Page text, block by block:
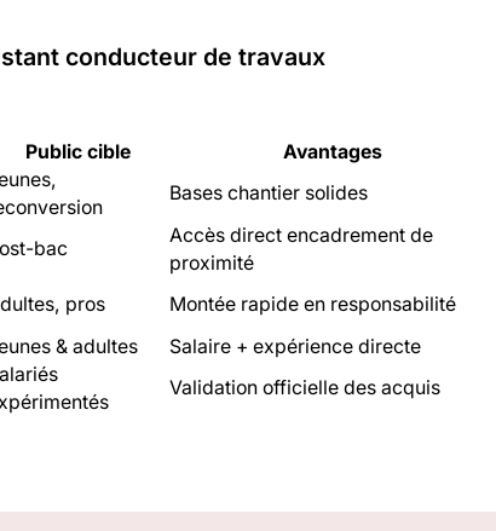
conducteur de travaux
Public cible Avantages
Bases chantier solides
bac
Accès direct encadrement de
proximité
pros Montée rapide en responsabilité
& adultes Salaire + expérience directe
Validation officielle des acquis